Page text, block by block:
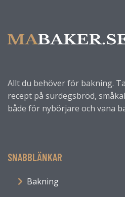
Allt du behöver för bakning.
recept på surdegsbröd,
både för nybörjare och vana
SNABBLÄNKAR
Bakning